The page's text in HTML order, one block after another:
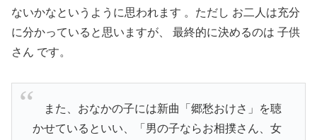
ないかなというように思われます 。ただし お二人は充分
に分かっていると思いますが、 最終的に決めるのは 子供
さん です。
また、おなかの子には新曲「郷愁おけさ」を聴
かせているといい、
「男の子ならお相撲さん、女